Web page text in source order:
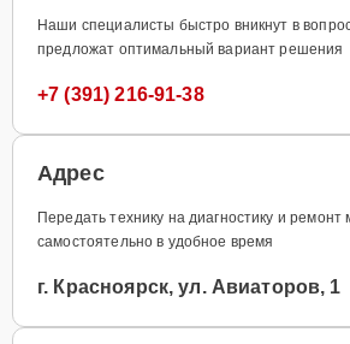
Наши специалисты быстро вникнут в
предложат оптимальный вариант решения
+7 (391) 216-91-38
Адрес
Передать технику на диагностику и ремонт
самостоятельно в удобное время
г. Красноярск, ул. Авиаторов, 1